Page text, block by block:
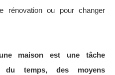
rénovation ou pour changer
maison est une tâche
du temps, des moyens